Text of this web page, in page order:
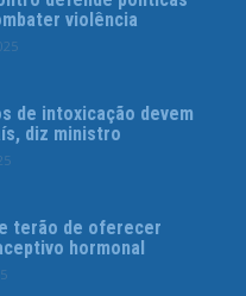
violência
de intoxicação devem
diz ministro
terão de oferecer
hormonal